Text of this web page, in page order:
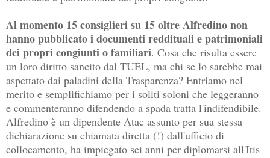
Al momento 15 consiglieri su 15 oltre Alfredino non
hanno pubblicato i documenti reddituali e patrimoniali
dei propri congiunti o familiari. Cosa che risulta essere
un loro diritto sancito dal TUEL, ma chi se lo sarebbe mai
aspettato dai paladini della Trasparenza? Entriamo nel
merito e semplifichiamo per i soliti soloni che leggeranno
e commenteranno difendendo a spada tratta l'indifendibile.
Alfredino è un dipendente Atac assunto per sua stessa
dichiarazione su chiamata diretta (!) dall'ufficio di
collocamento, ha impiegato sei anni per diplomarsi all'Itis